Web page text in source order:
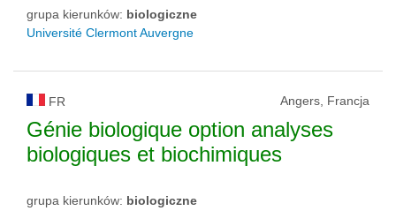
grupa kierunków: biologiczne
Université Clermont Auvergne
FR Angers, Francja
Génie biologique option analyses
biologiques et biochimiques
grupa kierunków: biologiczne